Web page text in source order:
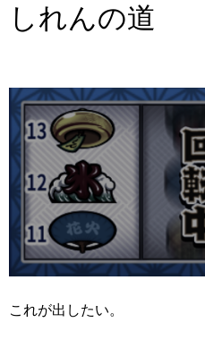
しれんの道
これが出したい。